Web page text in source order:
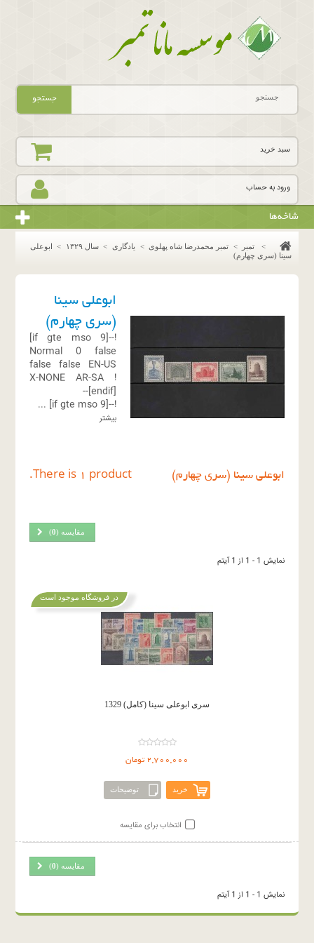
ورود به حساب
سبد خرید
جستجو
شاخه‌ها
> تمبر > تمبر محمدرضا شاه پهلوی > یادگاری > سال ١٣٢٩ >
ابوعلی
سینا (سری چهارم)
ابوعلی سینا
(سری چهارم)
!--[if gte mso 9]
Normal
0
false
false false
EN-US
X-NONE
AR-SA
!
[endif]--
!--[if gte mso 9]
...
بیشتر
ابوعلی سینا (سری چهارم) There is 1 product.
مقایسه (0
)
نمایش 1 - 1 از 1 آیتم
سری ابوعلی سینا (کامل) 1329
2,700,000 تومان
خرید توضیحات
در فروشگاه موجود است
انتخاب برای مقایسه
مقایسه (0
)
نمایش 1 - 1 از 1 آیتم